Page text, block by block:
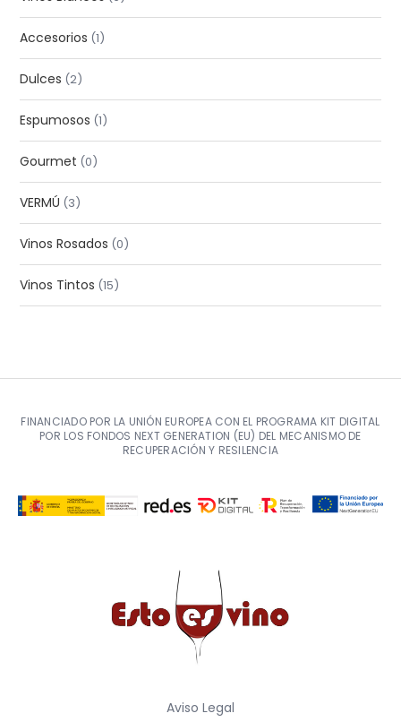
Accesorios 1
Dulces 2
Espumosos 1
Gourmet 0
VERMÚ 3
Vinos Rosados 0
Vinos Tintos 15
FINANCIADO POR LA UNIÓN EUROPEA CON EL PROGRAMA KIT DIGITAL
POR LOS FONDOS NEXT GENERATION (EU) DEL MECANISMO DE
RECUPERACIÓN Y RESILENCIA
Aviso Legal